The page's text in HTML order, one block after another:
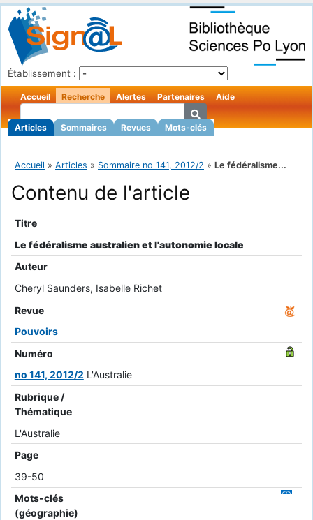
Établissement :
Accueil Recherche
Articles Sommaires Revues Mots-clés
Alertes Partenaires Aide
Accueil » Articles » Sommaire no 141, 2012/2 » Le fédéralisme...
Contenu de l'article
Titre
Le fédéralisme australien et l'autonomie locale
Auteur
Cheryl Saunders, Isabelle Richet
Revue
Pouvoirs
Numéro
no 141, 2012/2 L'Australie
Rubrique /
Thématique
L'Australie
Page
39-50
Mots-clés
(géographie)